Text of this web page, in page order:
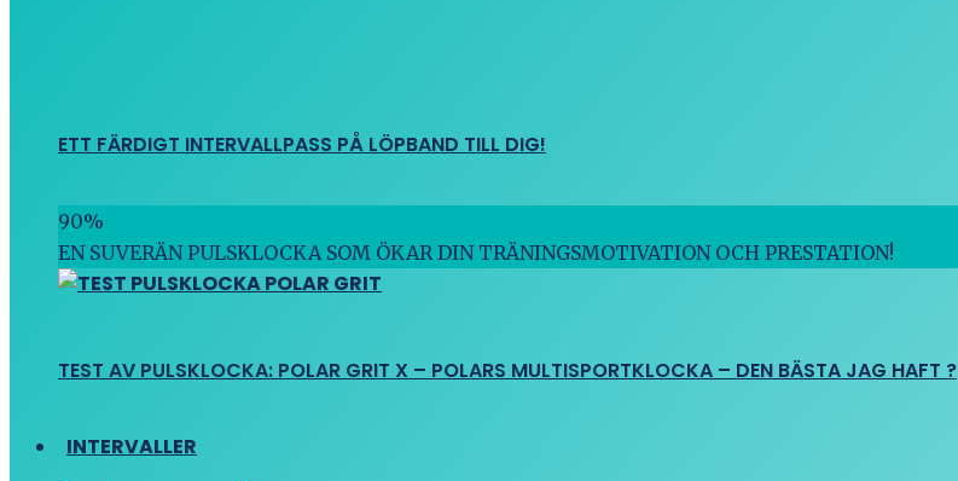
ETT FÄRDIGT INTERVALLPASS PÅ LÖPBAND TILL DIG!
90%
EN SUVERÄN PULSKLOCKA SOM ÖKAR DIN TRÄNINGSMOTIVATION OCH PRESTATION!
TEST AV PULSKLOCKA: POLAR GRIT X – POLARS MULTISPORTKLOCKA – DEN BÄSTA JAG HAFT ?
INTERVALLER